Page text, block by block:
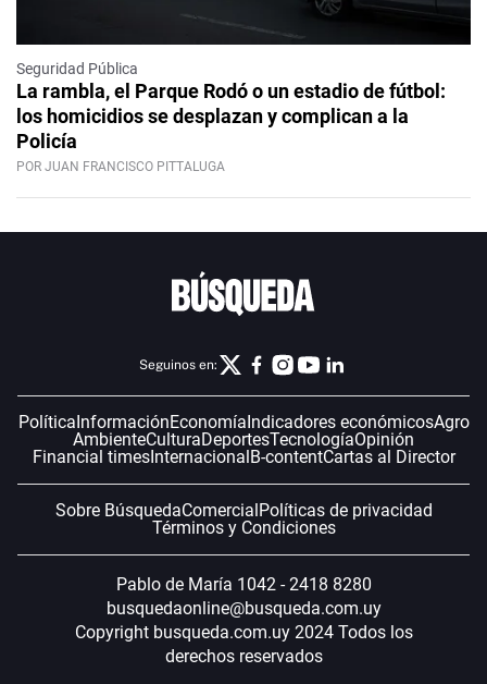
Seguridad Pública
La rambla, el Parque Rodó o un estadio de fútbol:
los homicidios se desplazan y complican a la
Policía
POR JUAN FRANCISCO PITTALUGA
Seguinos en:
PolíticaInformaciónEconomíaIndicadores económicosAgro
AmbienteCulturaDeportesTecnologíaOpinión
Financial timesInternacionalB-contentCartas al Director
Sobre BúsquedaComercialPolíticas de privacidad
Términos y Condiciones
Pablo de María 1042 - 2418 8280
busquedaonline@busqueda.com.uy
Copyright busqueda.com.uy 2024 Todos los
derechos reservados